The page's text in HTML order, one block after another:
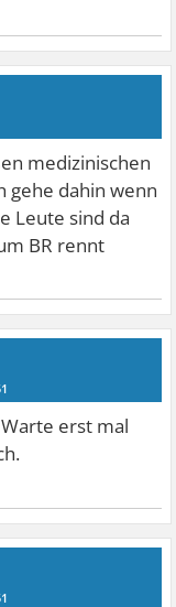
medizinischen
gehe dahin wenn
Leute sind da
BR rennt
erst mal